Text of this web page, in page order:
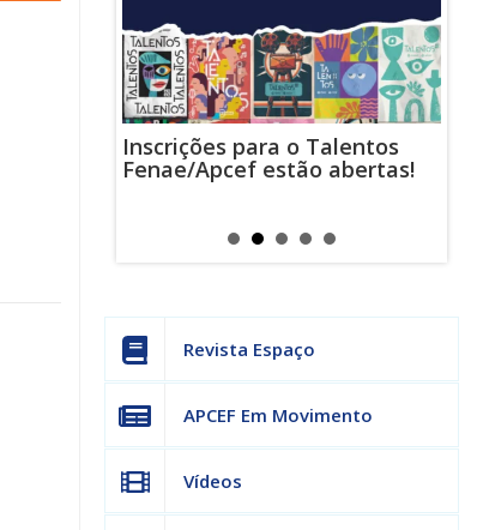
Inscrições para o Talentos
Fenae/Apcef estão abertas!
Revista Espaço
APCEF Em Movimento
Vídeos